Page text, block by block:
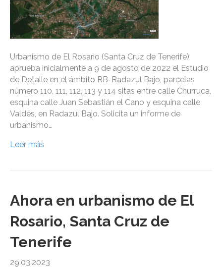
Urbanismo de El Rosario (Santa Cruz de Tenerife)
aprueba inicialmente a 9 de agosto de 2022 el Estudio
de Detalle en el ámbito RB-Radazul Bajo, parcelas
número 110, 111, 112, 113 y 114 sitas entre calle Churruca,
esquina calle Juan Sebastián el Cano y esquina calle
Valdés, en Radazul Bajo. Solicita un informe de
urbanismo…
Leer más
Ahora en urbanismo de El
Rosario, Santa Cruz de
Tenerife
29.03.2023